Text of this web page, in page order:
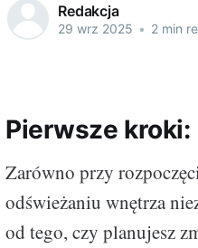
Redakcja
29 wrz 2025 • 2 min
Pierwsze
Zarówno przy
odświeżaniu wnętrza
od tego, czy planujesz